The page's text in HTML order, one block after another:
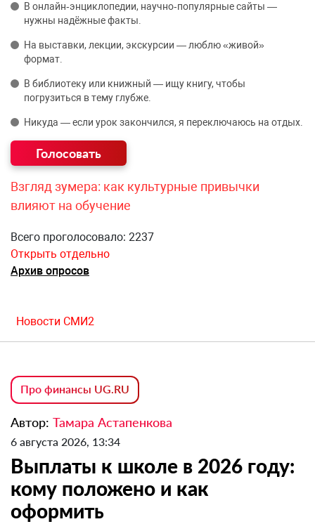
В онлайн‑энциклопедии, научно‑популярные сайты —
нужны надёжные факты.
На выставки, лекции, экскурсии — люблю «живой»
формат.
В библиотеку или книжный — ищу книгу, чтобы
погрузиться в тему глубже.
Никуда — если урок закончился, я переключаюсь на отдых.
Взгляд зумера: как культурные привычки
влияют на обучение
Всего проголосовало: 2237
Открыть отдельно
Архив опросов
Новости СМИ2
Про финансы UG.RU
Автор: Тамара Астапенкова
6 августа 2026, 13:34
Выплаты к школе в 2026 году:
кому положено и как
оформить